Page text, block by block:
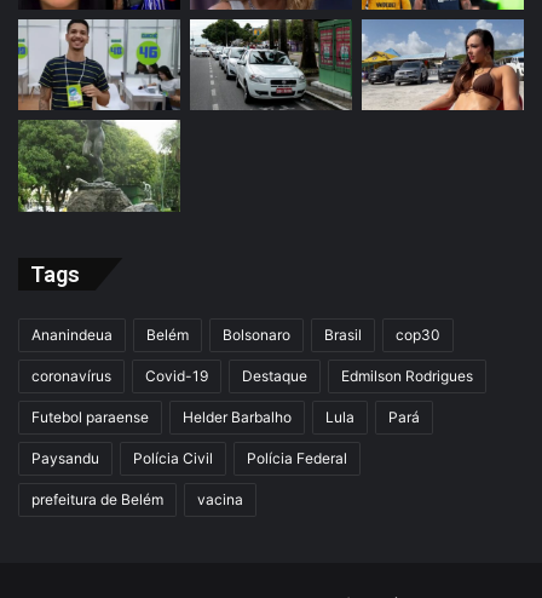
Tags
Ananindeua Belém Bolsonaro Brasil cop30
coronavírus Covid-19 Destaque Edmilson Rodrigues
Futebol paraense Helder Barbalho Lula Pará
Paysandu Polícia Civil Polícia Federal
prefeitura de Belém vacina